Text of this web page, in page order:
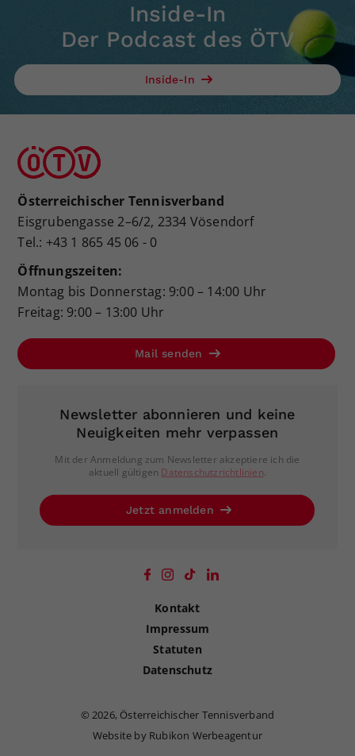
Inside-In
Der Podcast des ÖTV
Inside-In
Österreichischer Tennisverband
Eisgrubengasse 2–6/2, 2334 Vösendorf
Tel.: +43 1 865 45 06 - 0
Öffnungszeiten:
Montag bis Donnerstag: 9:00 – 14:00 Uhr
Freitag: 9:00 – 13:00 Uhr
Mail senden
Newsletter abonnieren und keine
Neuigkeiten mehr verpassen
Mit der Anmeldung zum Newsletter akzeptiere ich die
aktuell gültigen Datenschutzrichtlinien.
Jetzt anmelden
Kontakt
Impressum
Statuten
Datenschutz
©2026, Österreichischer Tennisverband
Website by Rubikon Werbeagentur